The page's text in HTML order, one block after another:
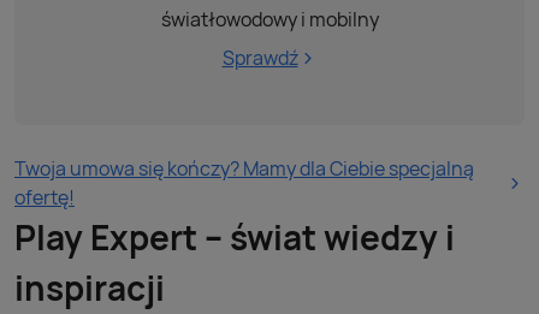
światłowodowy i mobilny
Sprawdź
Twoja umowa się kończy? Mamy dla Ciebie specjalną
ofertę!
Play Expert – świat wiedzy i
inspiracji